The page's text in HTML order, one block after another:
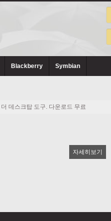
Blackberry Symbian
데스크탑 도구. 다운로드 무료
자세히보기